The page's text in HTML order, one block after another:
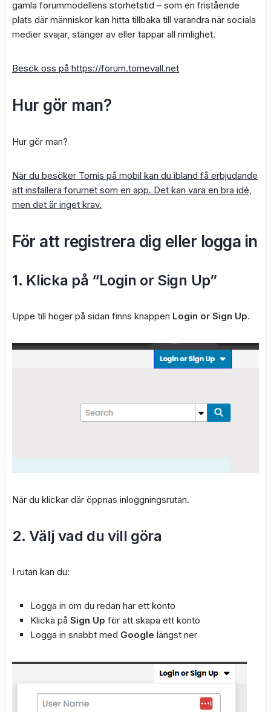
gamla forummodellens storhetstid – som en fristående
plats där människor kan hitta tillbaka till varandra när sociala
medier svajar, stänger av eller tappar all rimlighet.
Besök oss på https://forum.tornevall.net
Hur gör man?
Hur gör man?
När du besöker Tornis på mobil kan du ibland få erbjudande
att installera forumet som en app. Det kan vara en bra idé,
men det är inget krav.
För att registrera dig eller logga in
1. Klicka på “Login or Sign Up”
Uppe till höger på sidan finns knappen Login or Sign Up.
När du klickar där öppnas inloggningsrutan.
2. Välj vad du vill göra
I rutan kan du:
Logga in om du redan har ett konto
Klicka på Sign Up för att skapa ett konto
Logga in snabbt med Google längst ner